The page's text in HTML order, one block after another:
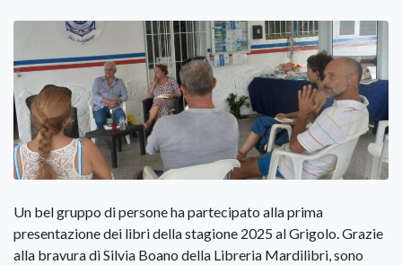
Un bel gruppo di persone ha partecipato alla prima
presentazione dei libri della stagione 2025 al Grigolo. Grazie
alla bravura di Silvia Boano della Libreria Mardilibri, sono